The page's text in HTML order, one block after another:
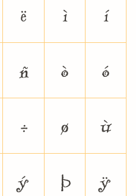
ë ì
í
ñ ò
ó
÷ ø
ù
ý þ
ÿ